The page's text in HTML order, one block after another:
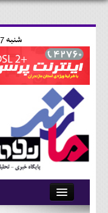
شنبه 17 مرداد 1405-5:37-